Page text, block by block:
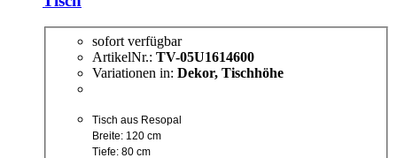
sofort verfügbar
ArtikelNr.: TV-05U1614600
Variationen in: Dekor, Tischhöhe
Tisch aus Resopal
Breite: 120 cm
Tiefe: 80 cm